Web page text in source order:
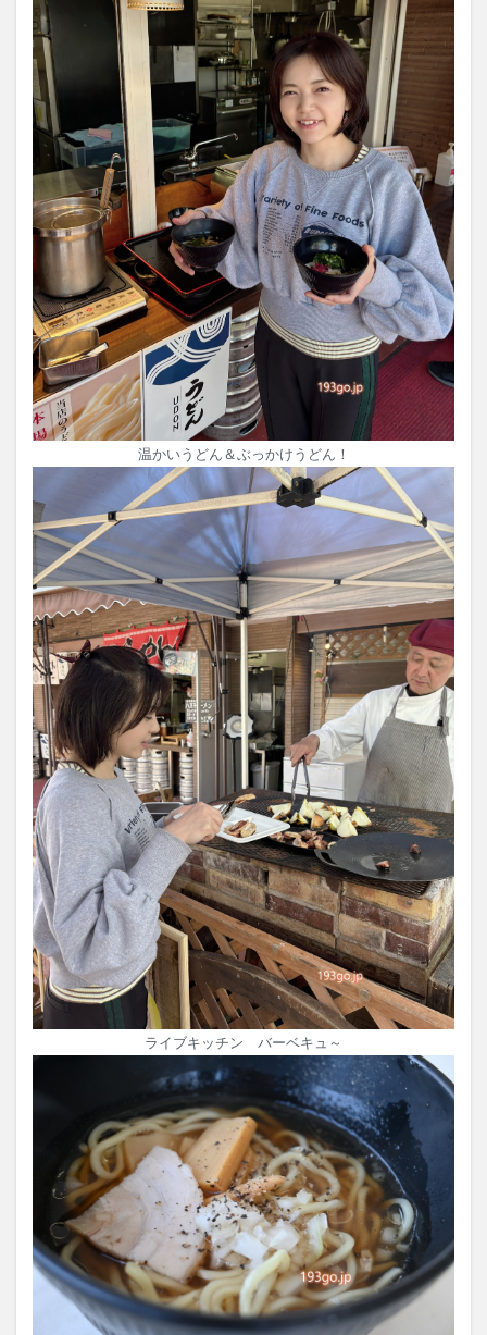
温かいうどん＆ぶっかけうどん！
ライブキッチン バーベキュ～